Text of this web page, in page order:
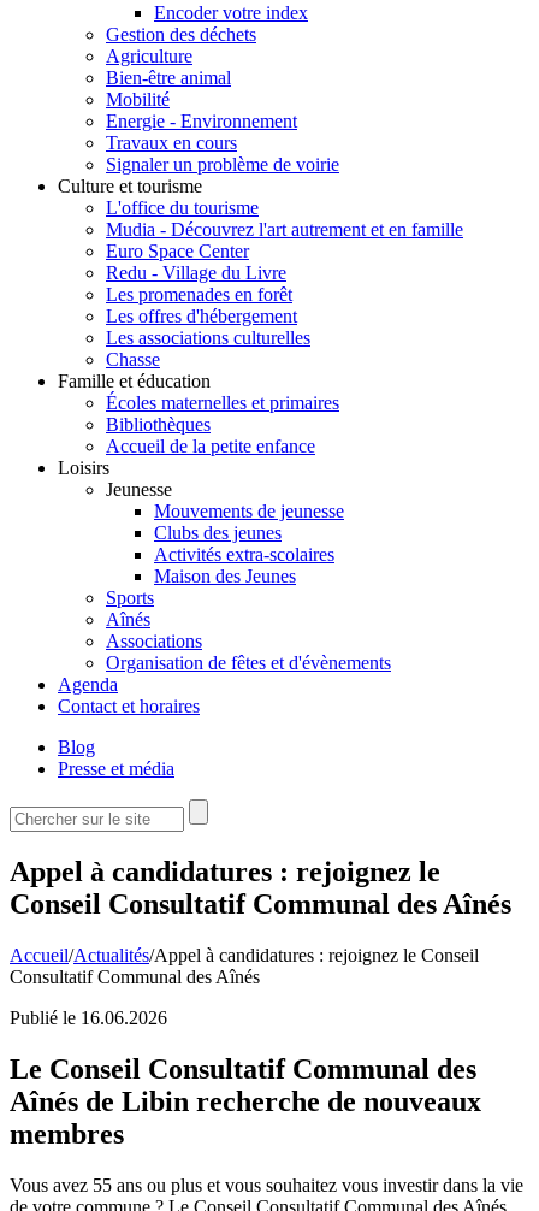
Encoder votre index
Gestion des déchets
Agriculture
Bien-être animal
Mobilité
Energie - Environnement
Travaux en cours
Signaler un problème de voirie
Culture et tourisme
L'office du tourisme
Mudia - Découvrez l'art autrement et en famille
Euro Space Center
Redu - Village du Livre
Les promenades en forêt
Les offres d'hébergement
Les associations culturelles
Chasse
Famille et éducation
Écoles maternelles et primaires
Bibliothèques
Accueil de la petite enfance
Loisirs
Jeunesse
Mouvements de jeunesse
Clubs des jeunes
Activités extra-scolaires
Maison des Jeunes
Sports
Aînés
Associations
Organisation de fêtes et d'évènements
Agenda
Contact et horaires
Blog
Presse et média
Formulaire de recherche
Rechercher
Appel à candidatures : rejoignez le
Conseil Consultatif Communal des Aînés
Vous êtes ici
Accueil/Actualités/Appel à candidatures : rejoignez le Conseil
Consultatif Communal des Aînés
Publié le 16.06.2026
Le Conseil Consultatif Communal des
Aînés de Libin recherche de nouveaux
membres
Vous avez 55 ans ou plus et vous souhaitez vous investir dans la vie
de votre commune ? Le Conseil Consultatif Communal des Aînés